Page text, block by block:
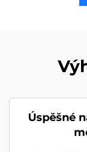
Úspěšné